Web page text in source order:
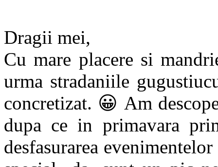
Dragii mei,
Cu mare placere si
urma stradaniile
concretizat. 😀 Am
dupa ce in primavara
desfasurarea